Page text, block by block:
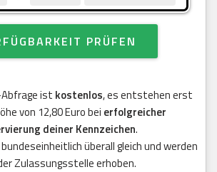
PRÜFEN
ist kostenlos, es entstehen erst
von 12,80 Euro bei erfolgreicher
deiner Kennzeichen.
überall gleich und werden
Zulassungsstelle erhoben.